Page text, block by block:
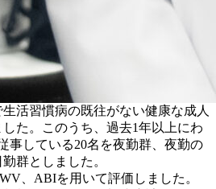
活習慣病の既往がない健康な成人
た。このうち、過去1年以上にわ
事している20名を夜勤群、夜勤の
群としました。
、ABIを用いて評価しました。